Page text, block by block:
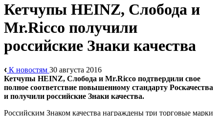
Кетчупы HEINZ, Слобода и
Mr.Ricco получили
российские Знаки качества
К новостям 30 августа 2016
Кетчупы HEINZ, Слобода и Mr.Ricco подтвердили свое
полное соответствие повышенному стандарту Роскачества
и получили российские Знаки качества.
Российским Знаком качества награждены три торговые марки